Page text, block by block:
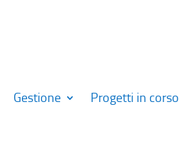
Gestione Progetti in corso